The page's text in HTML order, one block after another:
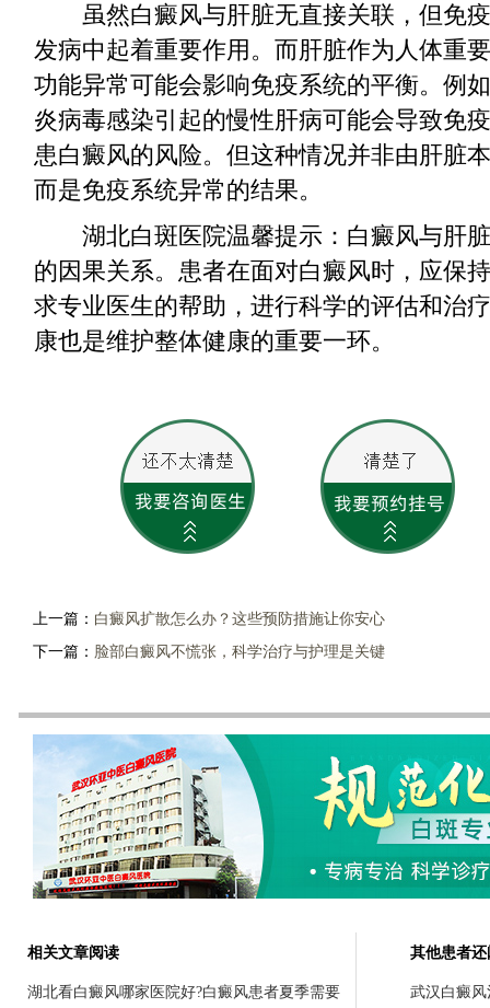
虽然白癜风与肝脏无直接关联，但免疫
发病中起着重要作用。而肝脏作为人体重
功能异常可能会影响免疫系统的平衡。例
炎病毒感染引起的慢性肝病可能会导致免
患白癜风的风险。但这种情况并非由肝脏
而是免疫系统异常的结果。
湖北白斑医院温馨提示：白癜风与肝脏
的因果关系。患者在面对白癜风时，应保
求专业医生的帮助，进行科学的评估和治
康也是维护整体健康的重要一环。
上一篇： 白癜风扩散怎么办？这些预防措施让你安心
下一篇： 脸部白癜风不慌张，科学治疗与护理是关键
相关文章阅读
湖北看白癜风哪家医院好?白癜风患者夏季需要
其他患者
武汉白癜